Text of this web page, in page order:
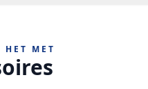
HET MET